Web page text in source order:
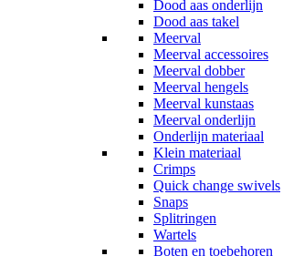
Dood aas onderlijn
Dood aas takel
Meerval
Meerval accessoires
Meerval dobber
Meerval hengels
Meerval kunstaas
Meerval onderlijn
Onderlijn materiaal
Klein materiaal
Crimps
Quick change swivels
Snaps
Splitringen
Wartels
Boten en toebehoren